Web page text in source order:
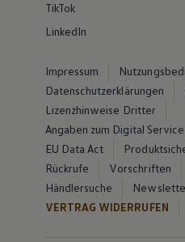
TikTok
LinkedIn
Impressum
Datenschutzerklärungen
Lizenzhinweise Dritter
Angaben zum Digital Service
EU Data Act
Rückrufe
Vorschriften
Händlersuche
VERTRAG WIDERRUFEN